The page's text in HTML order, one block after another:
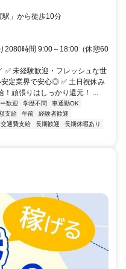
駅」から徒歩10分
2080時間 9:00～18:00（休憩60
✅ 未経験歓迎・フレッシュな世
定業界で安心◎ ✅ 土日祝休み
！頑張りはしっかり還元！ ...
歓迎 学歴不問
車通勤OK
支給 午前
経験者歓迎
交通費支給 長期歓迎
長期休暇あり